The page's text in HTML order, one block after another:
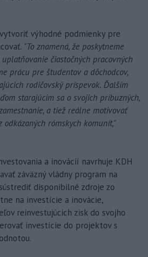
výhodné podmienky pre
"To znamená, že poskytneme
čiastočných pracovných
prácu pre študentov a dôchodcov,
rodičovský príspevok. Ďalším
starajúcim sa o svojich príbuzných,
a tiež reálne motivovať
rómskych komunít,"
a inovácií navrhuje KDH
záväzný vládny program na
disponibilné zdroje zo
na investície a inovácie,
reinvestujúcich zisk do svojho
investície do projektov s